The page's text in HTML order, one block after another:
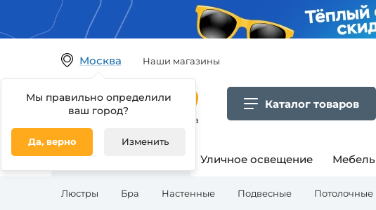
Москва
Мы правильно определили
ваш город?
Да, верно Изменить
Наши магазины
Гипермаркет товаров для дома
Каталог товаров
Освещение для дома Уличное освещение Мебель
Люстры Бра Настенные Подвесные Потолочные